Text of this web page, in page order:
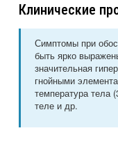
Клинические
Симптомы при
быть ярко
значительная
гнойными
температура тела
теле и др.